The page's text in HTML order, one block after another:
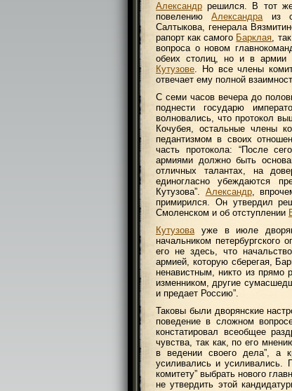
Александр решился. В тот же
повелениюАлександраиз
Салтыкова, генерала
рапорт как самого Барклая,
вопроса о новом
обеих столиц, но и в армии
Кутузове. Но все члены
отвечает ему полной
С семи часов вечера до
поднести государю
волновались, что протокол
Кочубея, остальные члены
педантизмом в своих
часть протокола: “После
армиями должно быть
отличных талантах, на
единогласно убеждаются
Кутузова”. Александр,
примирился. Он утвердил
Смоленском и об отступлении
Кутузовауже в июле
начальником
его не здесь, что
армией, которую сберегая,
ненавистным, никто из прямо
изменником, другие
и предает Россию”.
Таковы были дворянские
поведение в сложном
констатировал всеобщее
чувства, так как, по его
в ведении своего дела”, а
усиливались и усиливались.
комитету” выбрать нового
не утвердить этой